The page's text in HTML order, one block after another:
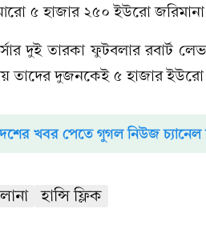
৫ হাজার ২৫০ ইউরো জরিমানা
দুই তারকা ফুটবলার রবার্ট
তাদের দুজনকেই ৫ হাজার
খবর পেতে গুগল নিউজ
হান্সি ফ্লিক